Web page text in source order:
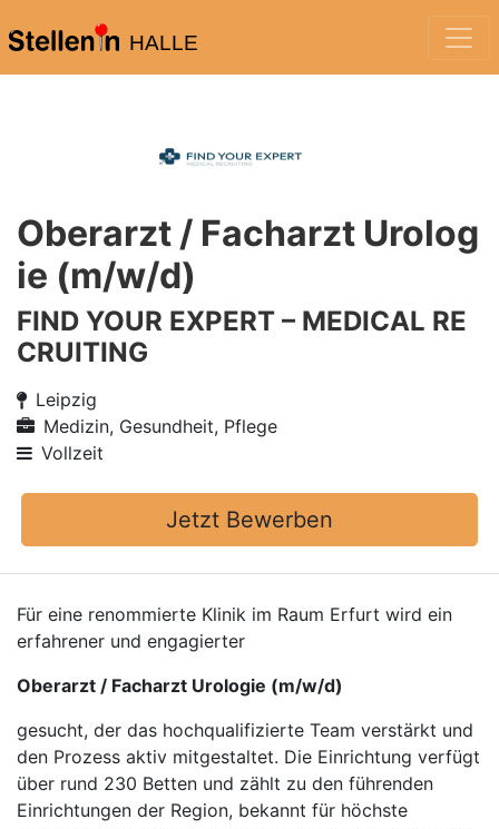
HALLE
Oberarzt / Facharzt Urolog
ie (m/w/d)
FIND YOUR EXPERT – MEDICAL RE
CRUITING
Leipzig
Medizin, Gesundheit, Pflege
Vollzeit
Jetzt Bewerben
Für eine renommierte Klinik im Raum Erfurt wird ein
erfahrener und engagierter
Oberarzt / Facharzt Urologie (m/w/d)
gesucht, der das hochqualifizierte Team verstärkt und
den Prozess aktiv mitgestaltet. Die Einrichtung verfügt
über rund 230 Betten und zählt zu den führenden
Einrichtungen der Region, bekannt für höchste